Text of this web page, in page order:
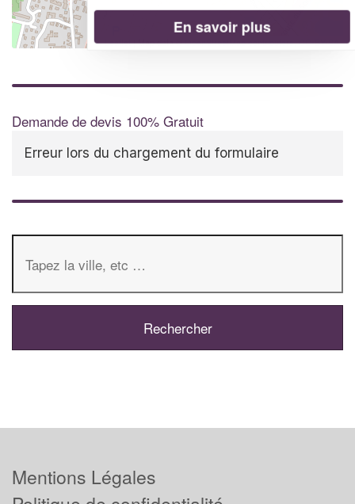
Leaflet| Map data ©OpenStreetMap contributors,CC-BY-SA
Demande de devis 100% Gratuit
Erreur lors du chargement du formulaire
En savoir plus
Mentions Légales